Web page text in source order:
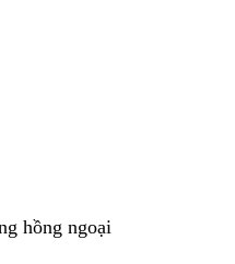
hồng ngoại